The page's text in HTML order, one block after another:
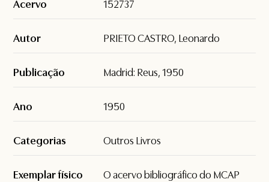
Acervo 152737
Autor PRIETO CASTRO, Leonardo
Publicação Madrid: Reus, 1950
Ano 1950
Categorias Outros Livros
Exemplar físico
O acervo bibliográfico do MCAP